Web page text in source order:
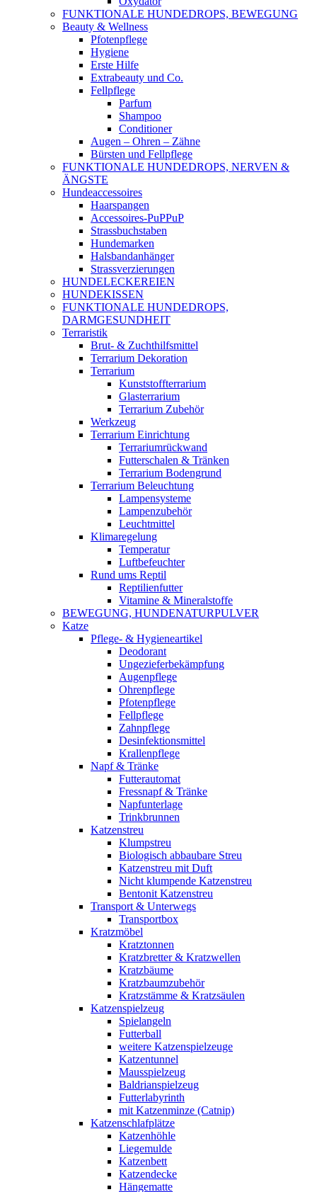
FUNKTIONALE HUNDEDROPS, BEWEGUNG
Beauty & Wellness
Pfotenpflege
Hygiene
Erste Hilfe
Extrabeauty und Co.
Fellpflege
Parfum
Shampoo
Conditioner
Augen – Ohren – Zähne
Bürsten und Fellpflege
FUNKTIONALE HUNDEDROPS, NERVEN &
ÄNGSTE
Hundeaccessoires
Haarspangen
Accessoires-PuPPuP
Strassbuchstaben
Hundemarken
Halsbandanhänger
Strassverzierungen
HUNDELECKEREIEN
HUNDEKISSEN
FUNKTIONALE HUNDEDROPS,
DARMGESUNDHEIT
Terraristik
Brut- & Zuchthilfsmittel
Terrarium Dekoration
Terrarium
Kunststoffterrarium
Glasterrarium
Terrarium Zubehör
Werkzeug
Terrarium Einrichtung
Terrariumrückwand
Futterschalen & Tränken
Terrarium Bodengrund
Terrarium Beleuchtung
Lampensysteme
Lampenzubehör
Leuchtmittel
Klimaregelung
Temperatur
Luftbefeuchter
Rund ums Reptil
Reptilienfutter
Vitamine & Mineralstoffe
BEWEGUNG, HUNDENATURPULVER
Katze
Pflege- & Hygieneartikel
Deodorant
Ungezieferbekämpfung
Augenpflege
Ohrenpflege
Pfotenpflege
Fellpflege
Zahnpflege
Desinfektionsmittel
Krallenpflege
Napf & Tränke
Futterautomat
Fressnapf & Tränke
Napfunterlage
Trinkbrunnen
Katzenstreu
Klumpstreu
Biologisch abbaubare Streu
Katzenstreu mit Duft
Nicht klumpende Katzenstreu
Bentonit Katzenstreu
Transport & Unterwegs
Transportbox
Kratzmöbel
Kratztonnen
Kratzbretter & Kratzwellen
Kratzbäume
Kratzbaumzubehör
Kratzstämme & Kratzsäulen
Katzenspielzeug
Spielangeln
Futterball
weitere Katzenspielzeuge
Katzentunnel
Mausspielzeug
Baldrianspielzeug
Futterlabyrinth
mit Katzenminze (Catnip)
Katzenschlafplätze
Katzenhöhle
Liegemulde
Katzenbett
Katzendecke
Hängematte